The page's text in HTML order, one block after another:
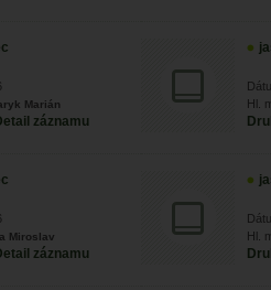
Marián
záznamu
Hl.
Miroslav
záznamu
Hl.